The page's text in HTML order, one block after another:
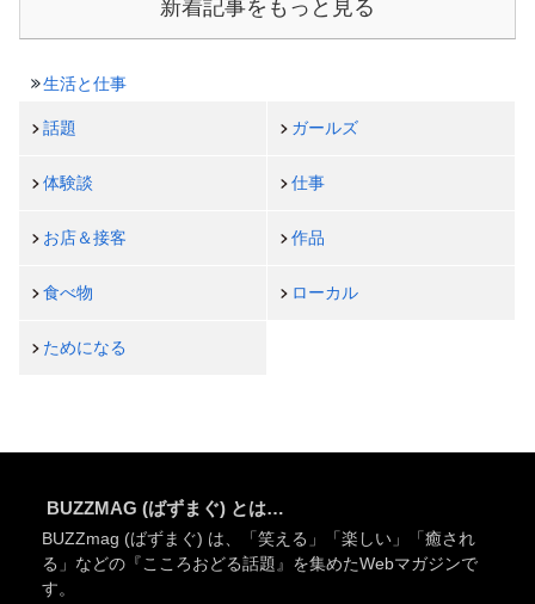
新着記事をもっと見る
生活と仕事
話題 ガールズ
体験談 仕事
お店＆接客 作品
食べ物 ローカル
ためになる
BUZZMAG (ばずまぐ) とは…
BUZZmag (ばずまぐ) は、「笑える」「楽しい」「癒され
る」などの『こころおどる話題』を集めたWebマガジンで
す。